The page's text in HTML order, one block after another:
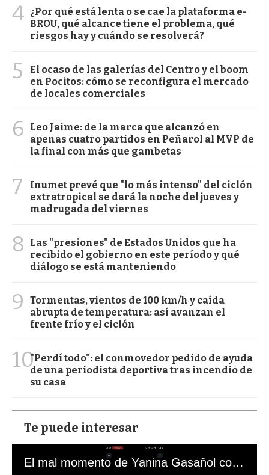
4 ¿Por qué está lenta o se cae la plataforma e-
BROU, qué alcance tiene el problema, qué
riesgos hay y cuándo se resolverá?
5
El ocaso de las galerías del Centro y el boom
en Pocitos: cómo se reconfigura el mercado
de locales comerciales
6
Leo Jaime: de la marca que alcanzó en
apenas cuatro partidos en Peñarol al MVP de
la final con más que gambetas
7
Inumet prevé que "lo más intenso" del ciclón
extratropical se dará la noche del jueves y
madrugada del viernes
8
Las "presiones" de Estados Unidos que ha
recibido el gobierno en este período y qué
diálogo se está manteniendo
9
Tormentas, vientos de 100 km/h y caída
abrupta de temperatura: así avanzan el
frente frío y el ciclón
10"Perdí todo": el conmovedor pedido de ayuda
de una periodista deportiva tras incendio de
su casa
Te puede interesar
El mal momento de Yanina Gasañol con un hincha argentino en "Subrayado"